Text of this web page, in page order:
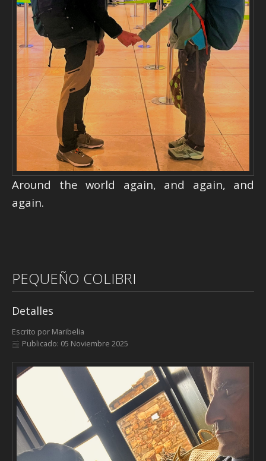
Around the world again, and again, and
again.
PEQUEÑO COLIBRI
Detalles
Escrito por Maribelia
Publicado: 05 Noviembre 2025